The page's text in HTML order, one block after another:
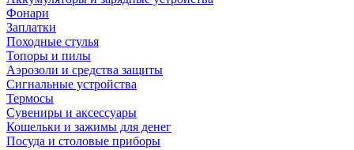
Фонари
Заплатки
Походные стулья
Топоры и пилы
Аэрозоли и средства защиты
Сигнальные устройства
Термосы
Сувениры и аксессуары
Кошельки и зажимы для денег
Посуда и столовые приборы